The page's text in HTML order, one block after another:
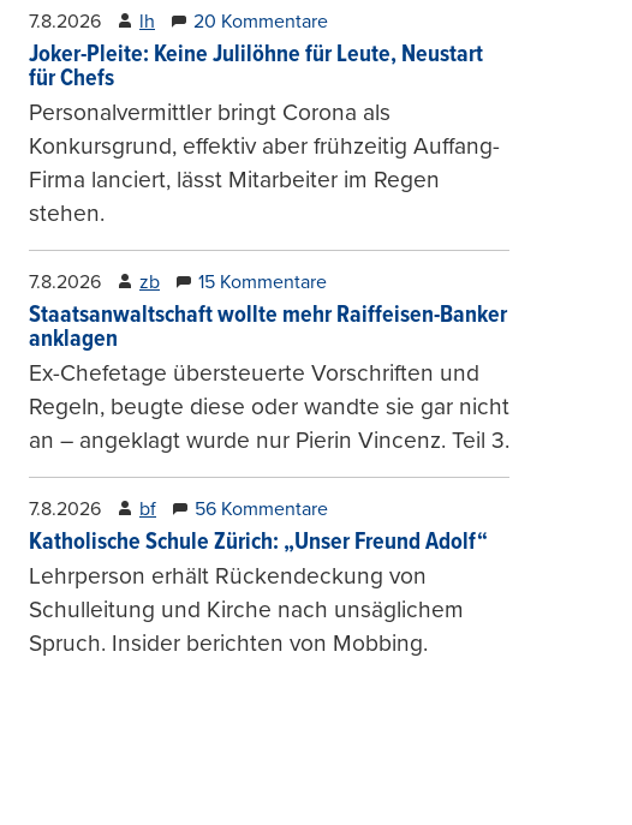
7.8.2026 lh 20 Kommentare
Joker-Pleite: Keine Julilöhne für Leute, Neustart
für Chefs
Personalvermittler bringt Corona als
Konkursgrund, effektiv aber frühzeitig Auffang-
Firma lanciert, lässt Mitarbeiter im Regen
stehen.
7.8.2026 zb 15 Kommentare
Staatsanwaltschaft wollte mehr Raiffeisen-Banker
anklagen
Ex-Chefetage übersteuerte Vorschriften und
Regeln, beugte diese oder wandte sie gar nicht
an – angeklagt wurde nur Pierin Vincenz. Teil 3.
7.8.2026 bf 56 Kommentare
Katholische Schule Zürich: „Unser Freund Adolf“
Lehrperson erhält Rückendeckung von
Schulleitung und Kirche nach unsäglichem
Spruch. Insider berichten von Mobbing.